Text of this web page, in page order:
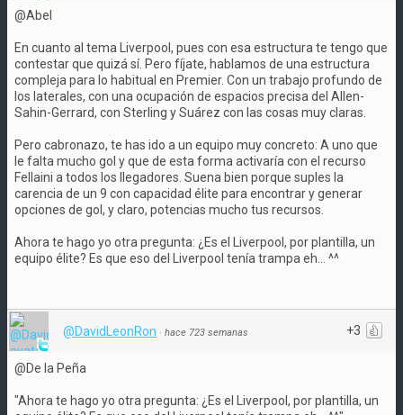
@Abel
En cuanto al tema Liverpool, pues con esa estructura te tengo que
contestar que quizá sí. Pero fíjate, hablamos de una estructura
compleja para lo habitual en Premier. Con un trabajo profundo de
los laterales, con una ocupación de espacios precisa del Allen-
Sahin-Gerrard, con Sterling y Suárez con las cosas muy claras.
Pero cabronazo, te has ido a un equipo muy concreto: A uno que
le falta mucho gol y que de esta forma activaría con el recurso
Fellaini a todos los llegadores. Suena bien porque suples la
carencia de un 9 con capacidad élite para encontrar y generar
opciones de gol, y claro, potencias mucho tus recursos.
Ahora te hago yo otra pregunta: ¿Es el Liverpool, por plantilla, un
equipo élite? Es que eso del Liverpool tenía trampa eh... ^^
+3
@DavidLeonRon · hace 723 semanas
@De la Peña
"Ahora te hago yo otra pregunta: ¿Es el Liverpool, por plantilla, un